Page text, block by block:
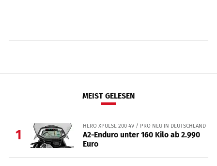
MEIST GELESEN
1
HERO XPULSE 200 4V / PRO NEU IN DEUTSCHLAND
A2-Enduro unter 160 Kilo ab 2.990
Euro